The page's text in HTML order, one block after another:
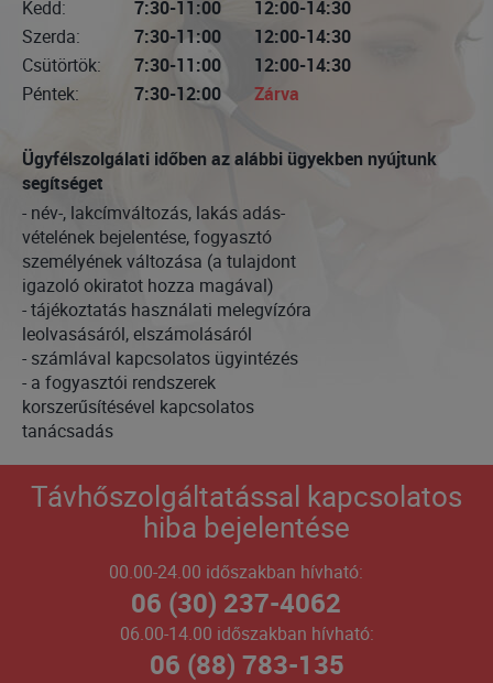
Kedd:
7:30-11:00
12:00-14:30
Szerda:
7:30-11:00
12:00-14:30
Csütörtök:
7:30-11:00
12:00-14:30
Péntek:
7:30-12:00 Zárva
Ügyfélszolgálati időben az alábbi ügyekben nyújtunk
segítséget
- név-, lakcímváltozás, lakás adás-
vételének bejelentése, fogyasztó
személyének változása (a tulajdont
igazoló okiratot hozza magával)
- tájékoztatás használati melegvízóra
leolvasásáról, elszámolásáról
- számlával kapcsolatos ügyintézés
- a fogyasztói rendszerek
korszerűsítésével kapcsolatos
tanácsadás
Távhőszolgáltatással kapcsolatos
hiba bejelentése
00.00-24.00 időszakban hívható:
06 (30) 237-4062
06.00-14.00 időszakban hívható:
06 (88) 783-135